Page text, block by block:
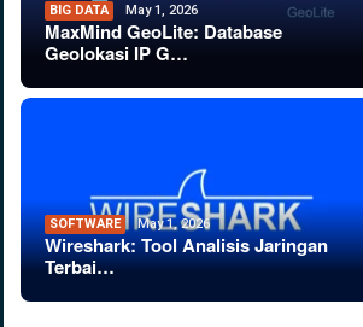
BIG DATA May 1, 2026
MaxMind GeoLite: Database
Geolokasi IP G…
SOFTWARE May 1, 2026
Wireshark: Tool Analisis Jaringan
Terbai…